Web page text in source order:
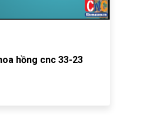
hồng cnc 33-23